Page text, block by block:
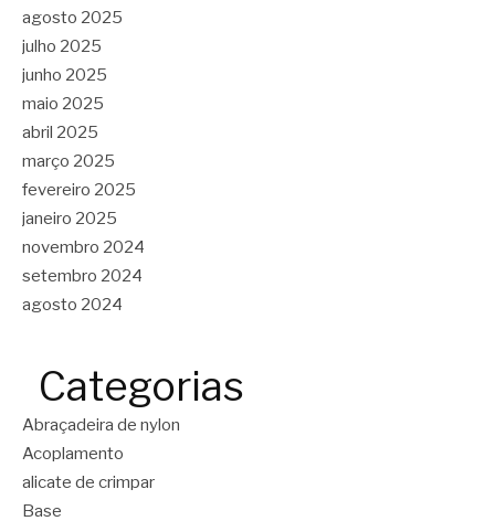
agosto 2025
julho 2025
junho 2025
maio 2025
abril 2025
março 2025
fevereiro 2025
janeiro 2025
novembro 2024
setembro 2024
agosto 2024
Categorias
Abraçadeira de nylon
Acoplamento
alicate de crimpar
Base